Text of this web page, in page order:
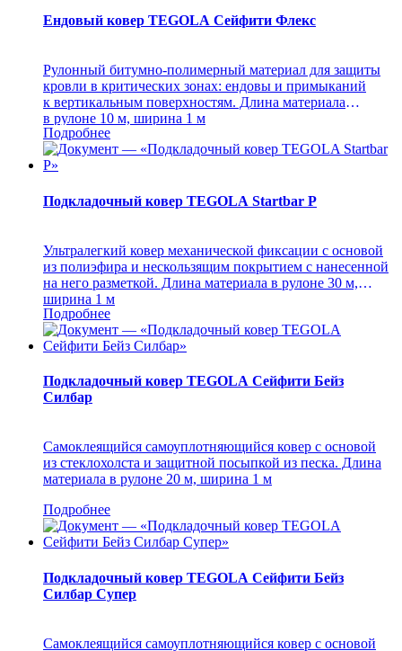
Ендовый ковер TEGOLA Сейфити Флекс
Рулонный битумно-полимерный материал для защиты
кровли в критических зонах: ендовы и примыканий
к вертикальным поверхностям. Длина материала
в рулоне 10 м, ширина 1 м
Подробнее
Подкладочный ковер TEGOLA Startbar P
Ультралегкий ковер механической фиксации с основой
из полиэфира и нескользящим покрытием с нанесенной
на него разметкой. Длина материала в рулоне 30 м,
ширина 1 м
Подробнее
Подкладочный ковер TEGOLA Сейфити Бейз
Силбар
Самоклеящийся самоуплотняющийся ковер с основой
из стеклохолста и защитной посыпкой из песка. Длина
материала в рулоне 20 м, ширина 1 м
Подробнее
Подкладочный ковер TEGOLA Сейфити Бейз
Силбар Супер
Самоклеящийся самоуплотняющийся ковер с основой